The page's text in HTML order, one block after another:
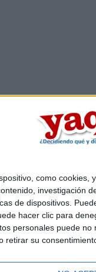
como
investigación
de dispositivos.
hacer clic para
personales puede
su
Quiénes somos|
de privacidad|
S.L.- Diego de León